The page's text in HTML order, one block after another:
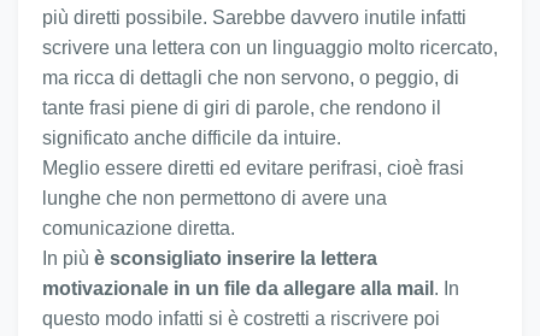
più diretti possibile. Sarebbe davvero inutile infatti
scrivere una lettera con un linguaggio molto ricercato,
ma ricca di dettagli che non servono, o peggio, di
tante frasi piene di giri di parole, che rendono il
significato anche difficile da intuire.
Meglio essere diretti ed evitare perifrasi, cioè frasi
lunghe che non permettono di avere una
comunicazione diretta.
In più è sconsigliato inserire la lettera
motivazionale in un file da allegare alla mail . In
questo modo infatti si è costretti a riscrivere poi